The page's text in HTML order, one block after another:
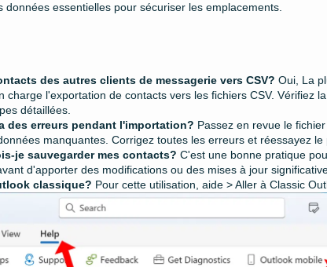
données essentielles pour sécuriser les emplacements.
des autres clients de messagerie vers CSV? Oui, La
charge l'exportation de contacts vers les fichiers CSV. Vérifiez
détaillées.
des erreurs pendant l'importation? Passez en revue le
manquantes. Corrigez toutes les erreurs et réessayez le
je sauvegarder mes contacts? C'est une bonne pratique
d'apporter des modifications ou des mises à jour
classique? Pour cette utilisation, aide > Aller à Classic